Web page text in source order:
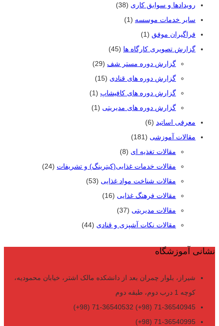
رویدادها و سوابق کاری (38)
سایر خدمات موسسه (1)
فراگیران موفق (1)
گزارش تصویری کارگاه ها (45)
گزارش دوره مستر شف (29)
گزارش دوره های قنادی (15)
گزارش دوره های کافیشاپ (1)
گزارش دوره های مدیریتی (1)
معرفی اساتید (6)
مقالات آموزشی (181)
مقالات تغذیه ای (8)
مقالات خدمات غذایی(کیترینگ) و تشریفات (24)
مقالات شناخت مواد غذایی (53)
مقالات فرهنگ غذایی (16)
مقالات مدیریتی (37)
مقالات نکات آشپزی و قنادی (44)
نشانی آموزشگاه
شیراز، بلوار چمران بعد از دانشکده مالک اشتر، خیابان محمودیه،
کوچه 1 درب دوم، طبقه دوم
71-36540945 (98+) 71-36540532 (98+)
71-36540995 (98+)